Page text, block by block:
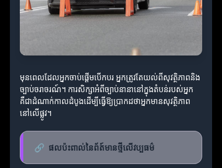
មុនពេលដែលអ្នកចាប់ផ្តើមបើកបរ អ្នកត្រូវតែយល់ពីសុវត្ថិភាពនិង
ច្បាប់ចរាចរណ៍។ ការសិក្សាអំពីច្បាប់នានានៅក្នុងតំបន់របស់អ្នក
គឺជាដំណាក់កាលដំបូងដើម្បីធ្វើឱ្យប្រាកដថាអ្នកមានសុវត្ថិភាព
នៅលើផ្លូវ។
🔗 ផលប៉ះពាល់នៃព័ត៍មានថ្មីលើវប្បធម៌